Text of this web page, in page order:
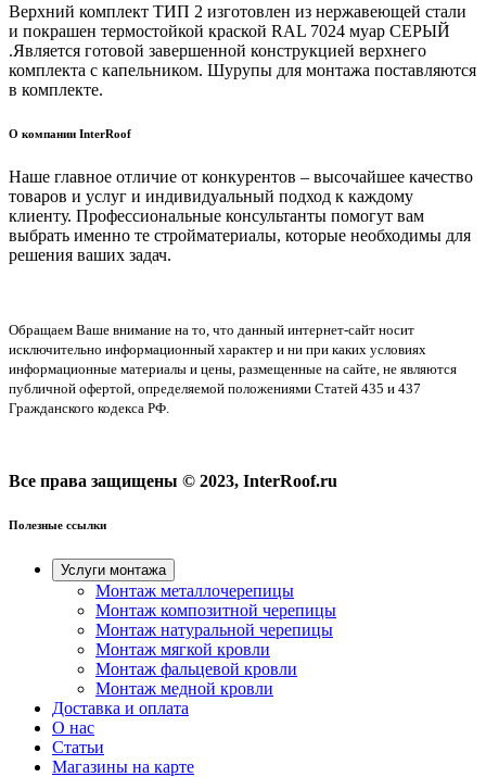
Верхний комплект ТИП 2 изготовлен из нержавеющей стали
и покрашен термостойкой краской RAL 7024 муар СЕРЫЙ
.Является готовой завершенной конструкцией верхнего
комплекта с капельником. Шурупы для монтажа поставляются
в комплекте.
О компании InterRoof
Наше главное отличие от конкурентов – высочайшее качество
товаров и услуг и индивидуальный подход к каждому
клиенту. Профессиональные консультанты помогут вам
выбрать именно те стройматериалы, которые необходимы для
решения ваших задач.
Обращаем Ваше внимание на то, что данный интернет-сайт носит
исключительно информационный характер и ни при каких условиях
информационные материалы и цены, размещенные на сайте, не являются
публичной офертой, определяемой положениями Статей 435 и 437
Гражданского кодекса РФ.
Все права защищены © 2023, InterRoof.ru
Полезные ссылки
Услуги монтажа
Монтаж металлочерепицы
Монтаж композитной черепицы
Монтаж натуральной черепицы
Монтаж мягкой кровли
Монтаж фальцевой кровли
Монтаж медной кровли
Доставка и оплата
О нас
Cтатьи
Магазины на карте